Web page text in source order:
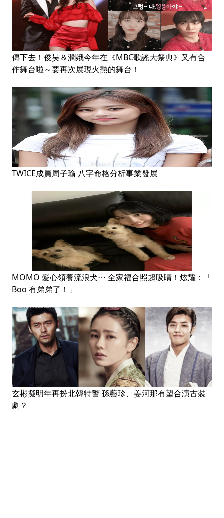
傳下去！俊昊＆潤娥今年在《MBC歌謠大祭典》又有合
作舞台啦～要再次展現火熱的舞台！
TWICE成員周子瑜 八字命格分析事業發展
MOMO 愛心領養流浪犬⋯ 全家福合照超吸睛！炫耀：「
Boo 有弟弟了！」
玄彬擬明年再扮北韓特警 孫藝珍、姜河那有望合演古裝
劇？